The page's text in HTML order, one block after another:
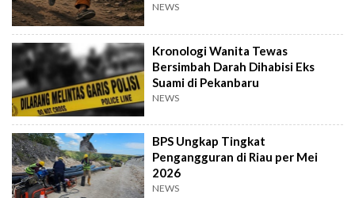
NEWS
Kronologi Wanita Tewas
Bersimbah Darah Dihabisi Eks
Suami di Pekanbaru
NEWS
BPS Ungkap Tingkat
Pengangguran di Riau per Mei
2026
NEWS